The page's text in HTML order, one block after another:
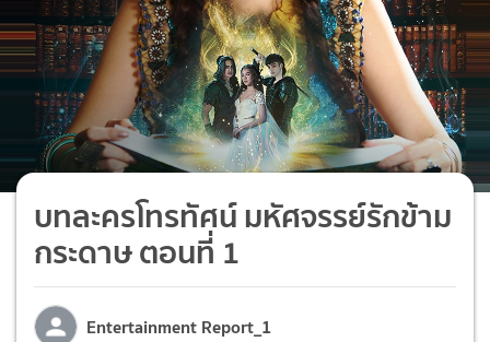
บทละครโทรทัศน์ มหัศจรรย์รักข้าม
กระดาษ ตอนที่ 1
Entertainment Report_1